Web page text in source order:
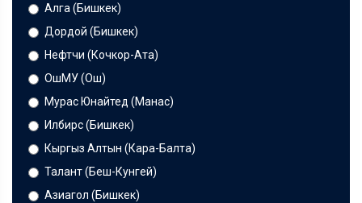
Алга (Бишкек)
Дордой (Бишкек)
Нефтчи (Кочкор-Ата)
ОшМУ (Ош)
Мурас Юнайтед (Манас)
Илбирс (Бишкек)
Кыргыз Алтын (Кара-Балта)
Талант (Беш-Кунгей)
Азиагол (Бишкек)